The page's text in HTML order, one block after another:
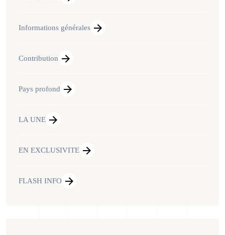
Informations générales
Contribution
Pays profond
LA UNE
EN EXCLUSIVITE
FLASH INFO